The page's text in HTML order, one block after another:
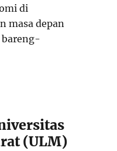
di
masa depan
bareng-
(ULM)